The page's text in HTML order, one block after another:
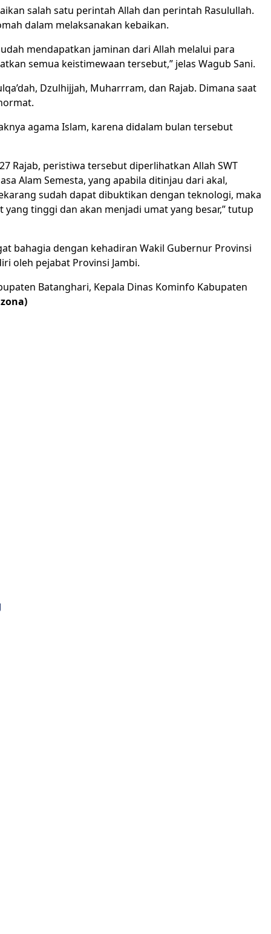
salah satu perintah Allah dan perintah Rasulullah.
dalam melaksanakan kebaikan.
mendapatkan jaminan dari Allah melalui para
semua keistimewaan tersebut,” jelas Wagub Sani.
Dzulhijjah, Muharrram, dan Rajab. Dimana saat
agama Islam, karena didalam bulan tersebut
Rajab, peristiwa tersebut diperlihatkan Allah SWT
Alam Semesta, yang apabila ditinjau dari akal,
sudah dapat dibuktikan dengan teknologi, maka
tinggi dan akan menjadi umat yang besar,” tutup
bahagia dengan kehadiran Wakil Gubernur Provinsi
oleh pejabat Provinsi Jambi.
Batanghari, Kepala Dinas Kominfo Kabupaten